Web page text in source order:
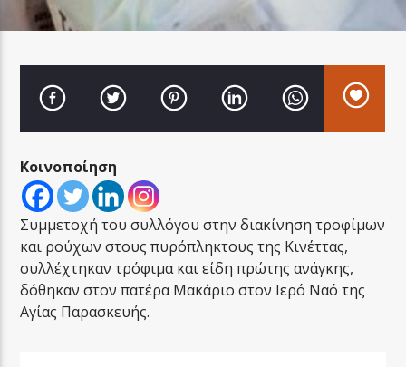
LA FAMIGLIA ΝΗΣΙΩΤΙΚΑ
Κοινοποίηση
Συμμετοχή του συλλόγου στην διακίνηση τροφίμων
και ρούχων στους πυρόπληκτους της Κινέττας,
συλλέχτηκαν τρόφιμα και είδη πρώτης ανάγκης,
δόθηκαν στον πατέρα Μακάριο στον Ιερό Ναό της
Αγίας Παρασκευής.